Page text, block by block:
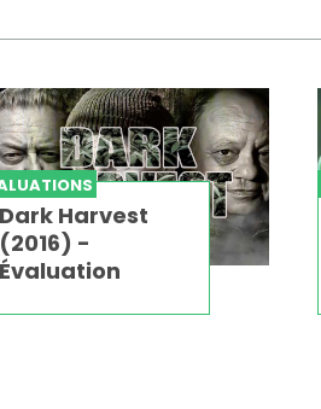
Dark Harvest
(2016) -
Évaluation